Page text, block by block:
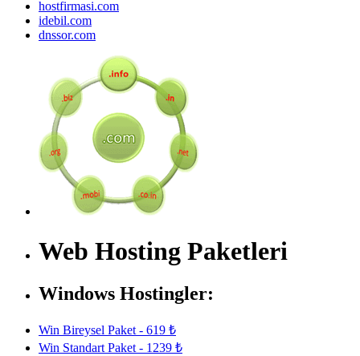
hostfirmasi.com
idebil.com
dnssor.com
Web Hosting Paketleri
Windows Hostingler:
Win Bireysel Paket - 619 ₺
Win Standart Paket - 1239 ₺